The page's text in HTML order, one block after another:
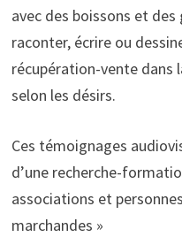
avec des boissons et
raconter, écrire ou
récupération-vente dans
selon les désirs.
Ces témoignages
d’une recherche-
associations et
marchandes »